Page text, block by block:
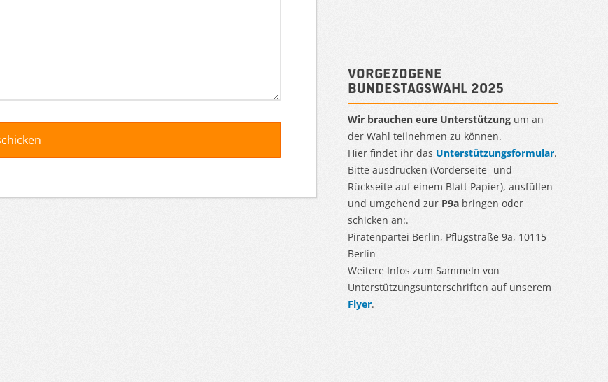
Vorgezogene
Bundestagswahl 2025
Wir brauchen eure Unterstützung um an
der Wahl teilnehmen zu können.
Hier findet ihr das Unterstützungsformular.
Bitte ausdrucken (Vorderseite- und
Rückseite auf einem Blatt Papier), ausfüllen
und umgehend zur P9a bringen oder
schicken an:.
Piratenpartei Berlin, Pflugstraße 9a, 10115
Berlin
Weitere Infos zum Sammeln von
Unterstützungsunterschriften auf unserem
Flyer.